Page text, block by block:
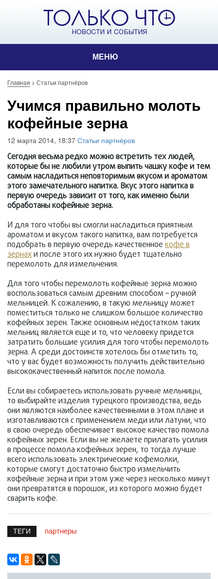
МЕНЮ
Главная > Статьи партнёров
Учимся правильно молоть
кофейные зерна
12 марта 2014, 18:37 Статьи партнёров
Сегодня весьма редко можно встретить тех людей,
которые бы не любили утром выпить чашку кофе и тем
самым насладиться неповторимым вкусом и ароматом
этого замечательного напитка. Вкус этого напитка в
первую очередь зависит от того, как именно были
обработаны кофейные зерна.
И для того чтобы вы смогли насладиться приятным
ароматом и вкусом такого напитка, вам потребуется
подобрать в первую очередь качественное кофе в
зернахи после этого их нужно будет тщательно
перемолоть для измельчения.
Для того чтобы перемолоть кофейные зерна можно
воспользоваться самым древним способом – ручной
мельницей. К сожалению, в такую мельницу может
поместиться только не слишком большое количество
кофейных зерен. Также основным недостатком таких
мельниц является еще и то, что человеку придется
затратить большие усилия для того чтобы перемолоть
зерна. А среди достоинств хотелось бы отметить то,
что у вас будет возможность получить действительно
высококачественный напиток после помола.
Если вы собираетесь использовать ручные мельницы,
то выбирайте изделия турецкого производства, ведь
они являются наиболее качественными в этом плане и
изготавливаются с применением меди или латуни, что
в свою очередь обеспечивает высокое качество помола
кофейных зерен. Если вы не желаете прилагать усилия
в процессе помола кофейных зерен, то тогда лучше
всего использовать электрические кофемолки,
которые смогут достаточно быстро измельчить
кофейные зерна и при этом уже через несколько минут
они превратятся в порошок, из которого можно будет
сварить кофе.
ТЕГИ партнеры